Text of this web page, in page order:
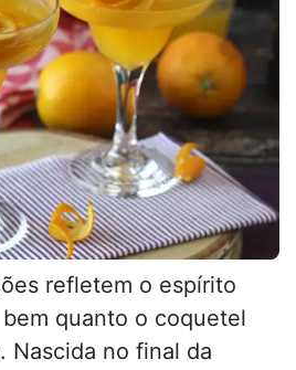
refletem o espírito
quanto o coquetel
Nascida no final da